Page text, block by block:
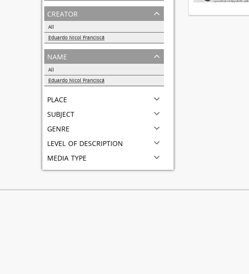
1
creator
All
Eduardo Nicol Franciscá
1
name
All
Eduardo Nicol Franciscá
place
subject
genre
level of description
media type